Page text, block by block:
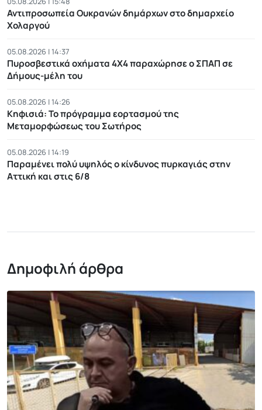
Αντιπροσωπεία Ουκρανών δημάρχων στο δημαρχείο
Χολαργού
05.08.2026 | 14:37
Πυροσβεστικά οχήματα 4Χ4 παραχώρησε ο ΣΠΑΠ σε
Δήμους-μέλη του
05.08.2026 | 14:26
Κηφισιά: Το πρόγραμμα εορτασμού της
Μεταμορφώσεως του Σωτήρος
05.08.2026 | 14:19
Παραμένει πολύ υψηλός ο κίνδυνος πυρκαγιάς στην
Αττική και στις 6/8
Δημοφιλή άρθρα